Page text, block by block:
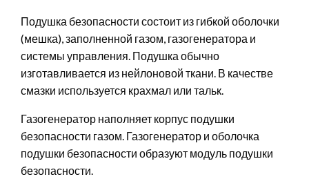
Подушка безопасности состоит из гибкой оболочки
(мешка), заполненной газом, газогенератора и
системы управления. Подушка обычно
изготавливается из нейлоновой ткани. В качестве
смазки используется крахмал или тальк.
Газогенератор наполняет корпус подушки
безопасности газом. Газогенератор и оболочка
подушки безопасности образуют модуль подушки
безопасности.